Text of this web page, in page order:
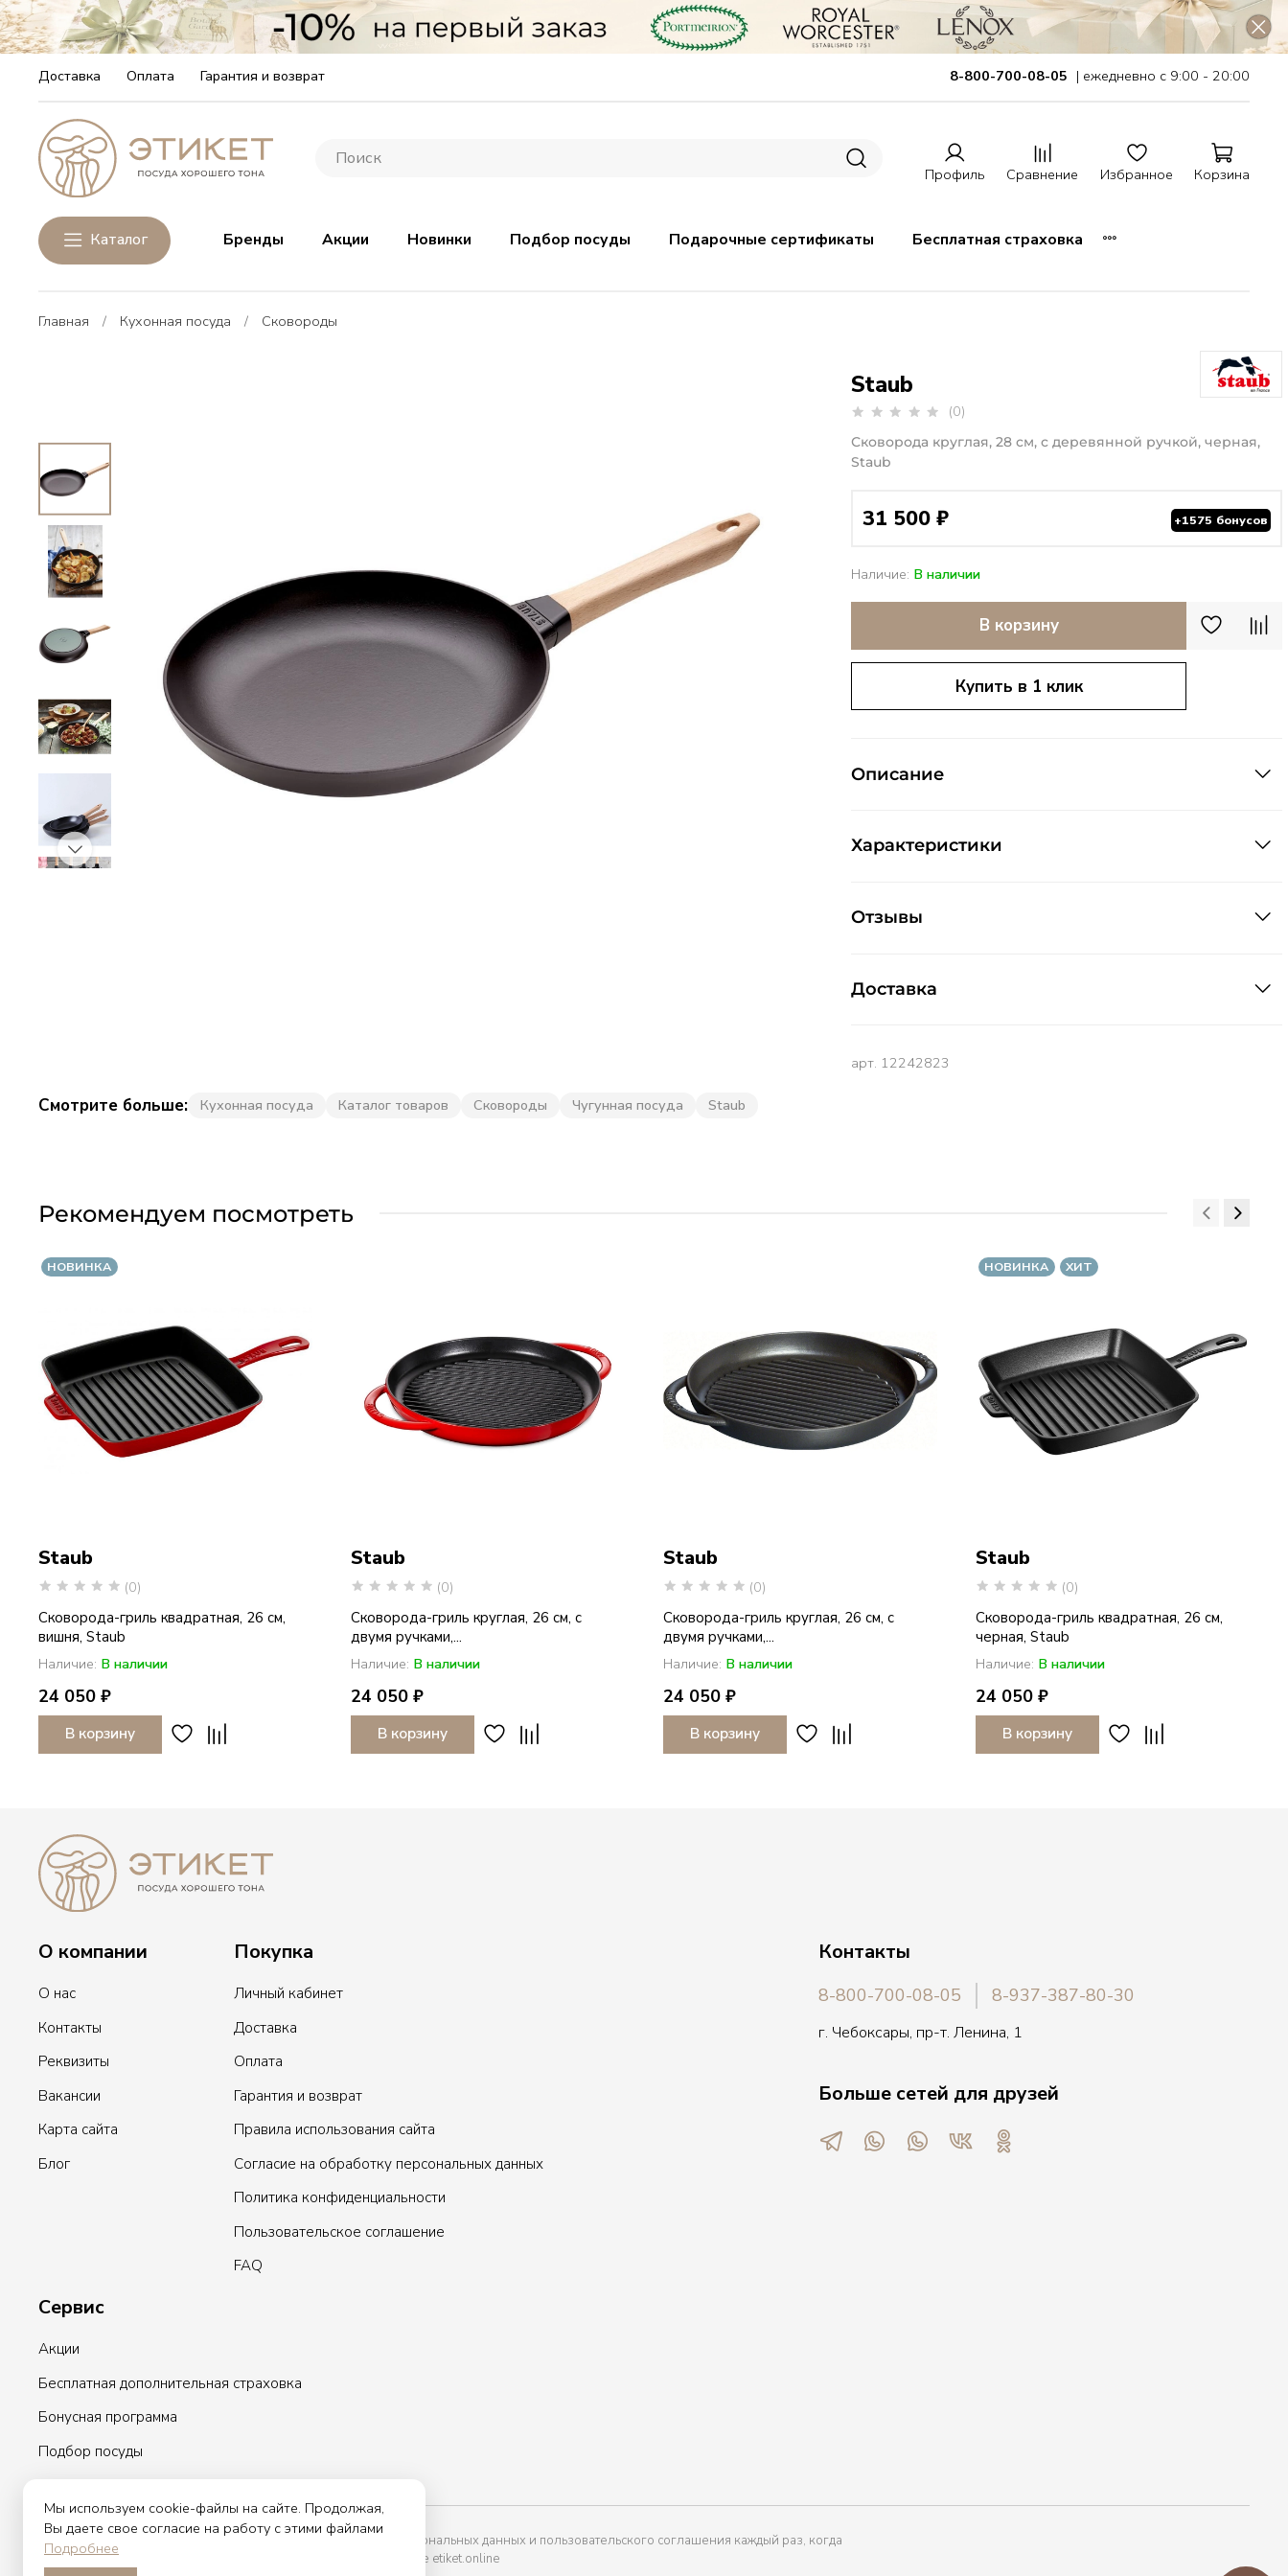
Доставка Оплата Гарантия и возврат 8-800-700-08-05 | ежедневно с 9:00 - 20:00
Профиль Сравнение Избранное Корзина
Каталог Бренды Акции Новинки Подбор посуды Подарочные сертификаты Бесплатная страховка
Главная Кухонная посуда Сковороды
Смотрите больше: Кухонная посуда Каталог товаров Сковороды Чугунная посуда Staub
(0)
Наличие: В наличии
Staub
Сковорода круглая, 28 см, с деревянной ручкой, черная,
Staub
31 500 ₽ +1575 бонусов
В корзину
Купить в 1 клик
Описание
Характеристики
Отзывы
Доставка
арт. 12242823
Рекомендуем посмотреть
НОВИНКА
Staub
(0)
Сковорода-гриль квадратная, 26 см,
вишня, Staub
Наличие: В наличии
24 050 ₽
В корзину
Staub
(0)
Сковорода-гриль круглая, 26 см, с
двумя ручками,...
Наличие: В наличии
24 050 ₽
В корзину
Staub
(0)
Сковорода-гриль круглая, 26 см, с
двумя ручками,...
Наличие: В наличии
24 050 ₽
В корзину
НОВИНКА ХИТ
Staub
(0)
Сковорода-гриль квадратная, 26 см,
черная, Staub
Наличие: В наличии
24 050 ₽
В корзину
О компании
О нас
Контакты
Реквизиты
Вакансии
Карта сайта
Блог
Покупка
Личный кабинет
Доставка
Оплата
Гарантия и возврат
Правила использования сайта
Согласие на обработку персональных данных
Политика конфиденциальности
Пользовательское соглашение
FAQ
Сервис
Акции
Бесплатная дополнительная страховка
Бонусная программа
Подбор посуды
Контакты
8-800-700-08-05 8-937-387-80-30
г. Чебоксары, пр-т. Ленина, 1
Больше сетей для друзей
Вы принимаете условия политики в отношении обработки персональных данных и пользовательского соглашения каждый раз, когда
оставляете свои данные в любой форме обратной связи на сайте etiket.online
Мы используем cookie-файлы на сайте. Продолжая,
Вы даете свое согласие на работу с этими файлами
Подробнее